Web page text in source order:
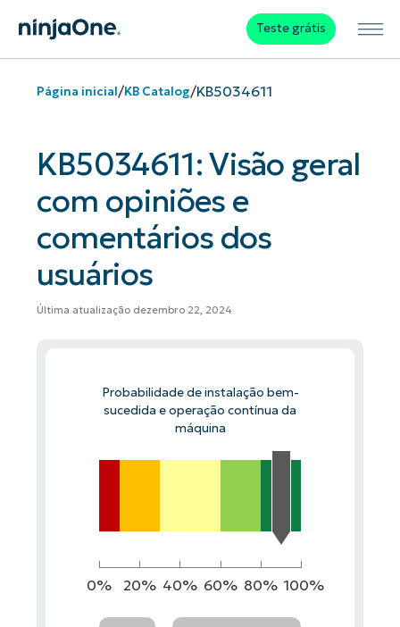
Teste grátis
Página inicial/KB Catalog/KB5034611
KB5034611: Visão geral
com opiniões e
comentários dos
usuários
Última atualização dezembro 22, 2024
Probabilidade de instalação bem-
sucedida e operação contínua da
máquina
0% 20% 40% 60% 80% 100%